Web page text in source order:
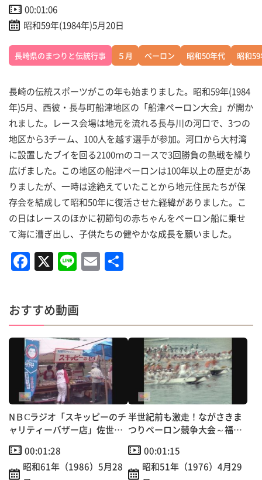
00:01:06
昭和59年(1984年)5月20日
長崎県のまつりと伝統行事 ５月 ペーロン 昭和50年代 昭和
長崎の伝統スポーツがこの年も始まりました。昭和59年(1984
年)5月、西彼・長与町船津地区の「船津ペーロン大会」が開か
れました。レース会場は地元を流れる長与川の河口で、3つの
地区から3チーム、100人を越す選手が参加。河口から大村湾
に設置したブイを回る2100ｍのコースで3回勝負の熱戦を繰り
広げました。この地区の船津ペーロンは100年以上の歴史があ
りましたが、一時は途絶えていたことから地元住民たちが保
存会を結成して昭和50年に復活させた経緯がありました。こ
の日はレースのほかに初節句の赤ちゃんをペーロン船に乗せ
て海に漕ぎ出し、子供たちの健やかな成長を願いました。
F
a
c
e
b
o
o
k
X Li
n
e
E
m
l
おすすめ動画
NＢⅭラジオ「スキッピーのチ
ャリティーバザー店」佐世
00:01:28
昭和61年（1986）5月28
半世紀前も激走！ながさきま
つりペーロン競争大会～福田
00:01:15
昭和51年（1976）4月29